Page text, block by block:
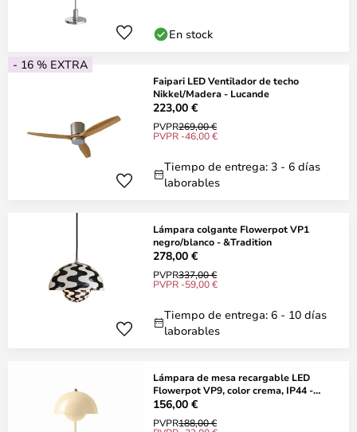
En stock
- 16 % EXTRA
Faipari LED Ventilador de techo
Nikkel/Madera - Lucande
223,00 €
PVPR269,00 €
PVPR -46,00 €
Tiempo de entrega: 3 - 6 días
laborables
Lámpara colgante Flowerpot VP1
negro/blanco - &Tradition
278,00 €
PVPR337,00 €
PVPR -59,00 €
Tiempo de entrega: 6 - 10 días
laborables
Lámpara de mesa recargable LED
Flowerpot VP9, color crema, IP44 -
&TRADITION
156,00 €
PVPR188,00 €